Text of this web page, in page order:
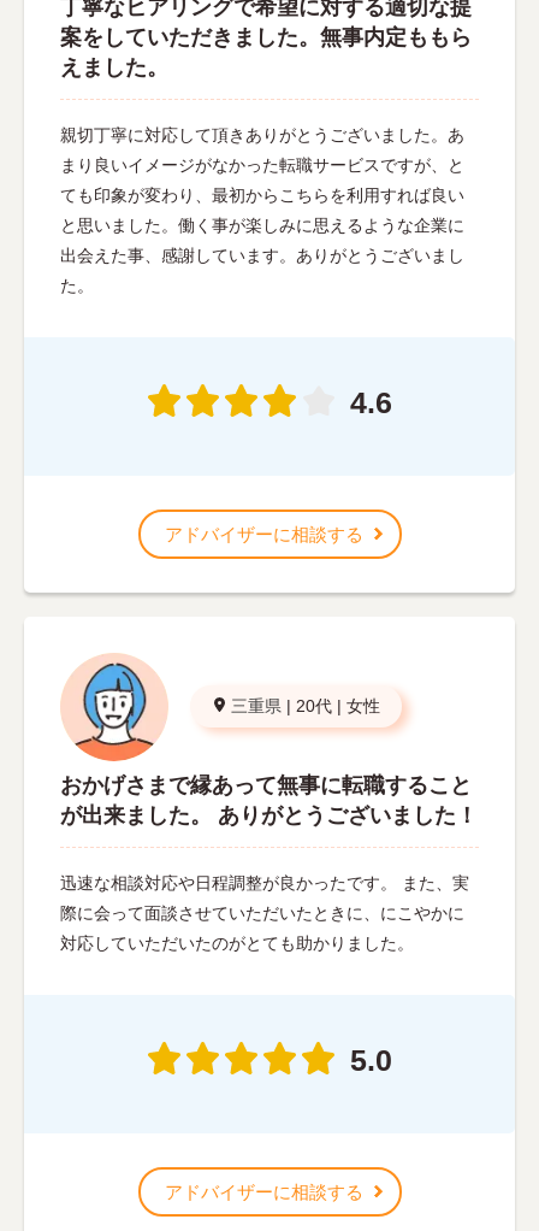
丁寧なヒアリングで希望に対する適切な提
案をしていただきました。無事内定ももら
えました。
親切丁寧に対応して頂きありがとうございました。あ
まり良いイメージがなかった転職サービスですが、と
ても印象が変わり、最初からこちらを利用すれば良い
と思いました。働く事が楽しみに思えるような企業に
出会えた事、感謝しています。ありがとうございまし
た。
4.6
アドバイザーに相談する
三重県 | 20代 | 女性
おかげさまで縁あって無事に転職すること
が出来ました。 ありがとうございました！
迅速な相談対応や日程調整が良かったです。 また、実
際に会って面談させていただいたときに、にこやかに
対応していただいたのがとても助かりました。
5.0
アドバイザーに相談する